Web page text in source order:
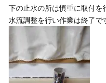
下の止水の所は慎重に取付を
水流調整を行い作業は終了で